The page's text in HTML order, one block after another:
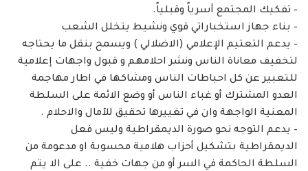
– تفكيك المجتمع أسرياً وقبلياً.
– بناء جهاز استخباراتي قوي ونشيط يتخلل الشعب
– يدعم التعتيم الإعلامي (الاضلالي ) ويسمح بنقل ما يحتاجه
لتخفيف معاناة الناس ونشر احلامهم و قبول واجهات إعلامية
للتعبير عن كل احباطات الناس ومشاكها في اطار مهاجمة
العدو المشترك أو غباء الناس أو وضع الائمة على السلطة
المعنية الواجهة وان في تغييرها تحقيق للآمال والاحلام .
– يدعم التوجه نحو صورة الديمقراطية وليس فعل
الديمقراطية بتشكيل أحزاب هلامية محسوبة او مدعومة من
السلطة الحاكمة في السر أو من جهات خفية .. على الا يتم